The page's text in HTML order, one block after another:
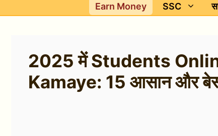
Earn Money SSC
2025 में Students
Kamaye: 15 आसान और